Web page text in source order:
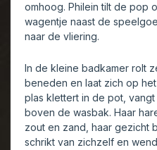
omhoog. Philein tilt de pop
wagentje naast de
naar de vliering.
In de kleine badkamer rolt
beneden en laat zich op
plas klettert in de pot,
boven de wasbak. Haar
zout en zand, haar gezicht
schrikt van zichzelf en